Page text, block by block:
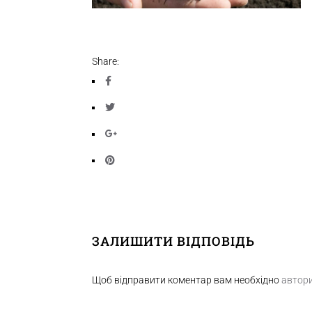
Share:
ЗАЛИШИТИ ВІДПОВІДЬ
Щоб відправити коментар вам необхідно